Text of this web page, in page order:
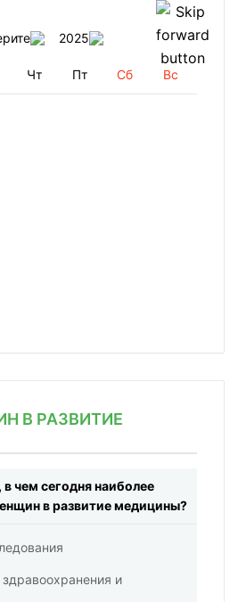
2025
Чт Пт Сб Вс
В РАЗВИТИЕ
чем сегодня наиболее
в развитие медицины?
и